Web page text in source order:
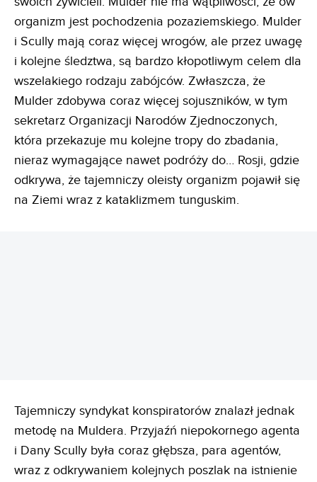
organizm jest pochodzenia pozaziemskiego. Mulder
i Scully mają coraz więcej wrogów, ale przez uwagę
i kolejne śledztwa, są bardzo kłopotliwym celem dla
wszelakiego rodzaju zabójców. Zwłaszcza, że
Mulder zdobywa coraz więcej sojuszników, w tym
sekretarz Organizacji Narodów Zjednoczonych,
która przekazuje mu kolejne tropy do zbadania,
nieraz wymagające nawet podróży do… Rosji, gdzie
odkrywa, że tajemniczy oleisty organizm pojawił się
na Ziemi wraz z kataklizmem tunguskim.
Tajemniczy syndykat konspiratorów znalazł jednak
metodę na Muldera. Przyjaźń niepokornego agenta
i Dany Scully była coraz głębsza, para agentów,
wraz z odkrywaniem kolejnych poszlak na istnienie